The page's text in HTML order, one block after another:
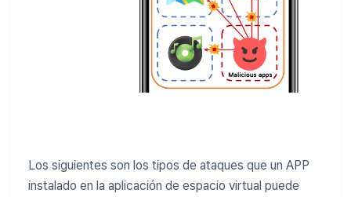
Los siguientes son los tipos de ataques que un APP
instalado en la aplicación de espacio virtual puede